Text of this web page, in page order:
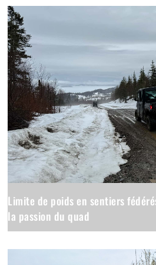
Limite de poids en sentiers
la passion du quad